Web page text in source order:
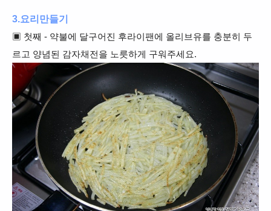
3.요리만들기
▣ 첫째 - 약불에 달구어진 후라이팬에 올리브유를 충분히 두
르고 양념된 감자채전을 노릇하게 구워주세요.